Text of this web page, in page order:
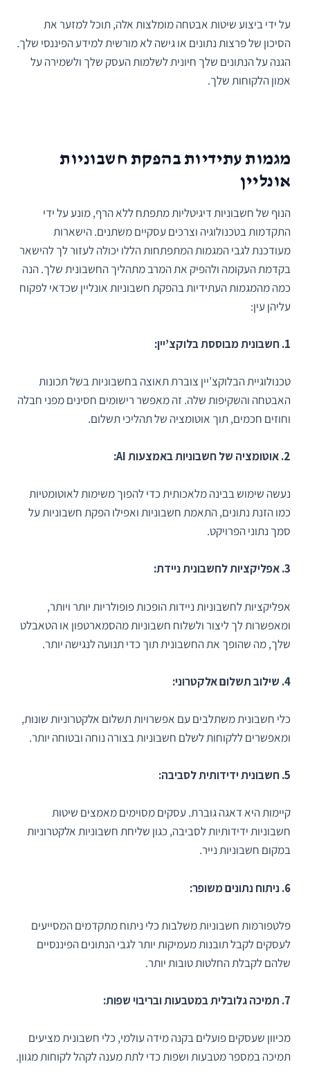
על ידי ביצוע שיטות אבטחה מומלצות אלה, תוכל למזער את
הסיכון של פרצות נתונים או גישה לא מורשית למידע הפיננסי שלך.
הגנה על הנתונים שלך חיונית לשלמות העסק שלך ולשמירה על
אמון הלקוחות שלך.
מגמות עתידיות בהפקת חשבוניות
אונליין
הנוף של חשבוניות דיגיטליות מתפתח ללא הרף, מונע על ידי
התקדמות בטכנולוגיה וצרכים עסקיים משתנים. הישארות
מעודכנת לגבי המגמות המתפתחות הללו יכולה לעזור לך להישאר
בקדמת העקומה ולהפיק את המרב מתהליך החשבונית שלך. הנה
כמה מהמגמות העתידיות בהפקת חשבוניות אונליין שכדאי לפקוח
עליהן עין:
1. חשבונית מבוססת בלוקצ’יין:
טכנולוגיית הבלוקצ’יין צוברת תאוצה בחשבוניות בשל תכונות
האבטחה והשקיפות שלה. זה מאפשר רישומים חסינים מפני חבלה
וחוזים חכמים, תוך אוטומציה של תהליכי תשלום.
2. אוטומציה של חשבוניות באמצעות AI:
נעשה שימוש בבינה מלאכותית כדי להפוך משימות לאוטומטיות
כמו הזנת נתונים, התאמת חשבוניות ואפילו הפקת חשבוניות על
סמך נתוני הפרויקט.
3. אפליקציות לחשבונית ניידת:
אפליקציות לחשבוניות ניידות הופכות פופולריות יותר ויותר,
ומאפשרות לך ליצור ולשלוח חשבוניות מהסמארטפון או הטאבלט
שלך, מה שהופך את החשבונית תוך כדי תנועה לנגישה יותר.
4. שילוב תשלום אלקטרוני:
כלי חשבונית משתלבים עם אפשרויות תשלום אלקטרוניות שונות,
ומאפשרים ללקוחות לשלם חשבוניות בצורה נוחה ובטוחה יותר.
5. חשבונית ידידותית לסביבה:
קיימות היא דאגה גוברת. עסקים מסוימים מאמצים שיטות
חשבוניות ידידותיות לסביבה, כגון שליחת חשבוניות אלקטרוניות
במקום חשבוניות נייר.
6. ניתוח נתונים משופר:
פלטפורמות חשבוניות משלבות כלי ניתוח מתקדמים המסייעים
לעסקים לקבל תובנות מעמיקות יותר לגבי הנתונים הפיננסיים
שלהם לקבלת החלטות טובות יותר.
7. תמיכה גלובלית במטבעות ובריבוי שפות:
מכיוון שעסקים פועלים בקנה מידה עולמי, כלי חשבונית מציעים
תמיכה במספר מטבעות ושפות כדי לתת מענה לקהל לקוחות מגוון.